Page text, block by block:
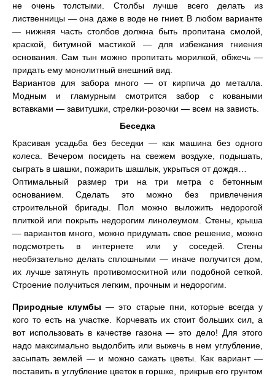
не очень толстыми. Столбы лучше всего делать из
лиственницы — она даже в воде не гниет. В любом варианте
— нижняя часть столбов должна быть пропитана смолой,
краской, битумной мастикой — для избежания гниения
основания. Сам тын можно пропитать морилкой, обжечь —
придать ему монолитный внешний вид.
Вариантов для забора много — от кирпича до металла.
Модным и гламурным смотрится забор с коваными
вставками — завитушки, стрелки-розочки — всем на зависть.
Беседка
Красивая усадьба без беседки — как машина без одного
колеса. Вечером посидеть на свежем воздухе, подышать,
сыграть в шашки, пожарить шашлык, укрыться от дождя…
Оптимальный размер три на три метра с бетонным
основанием. Сделать это можно без привлечения
строительной бригады. Пол можно выложить недорогой
плиткой или покрыть недорогим линолеумом. Стены, крыша
— вариантов много, можно придумать свое решение, можно
подсмотреть в интернете или у соседей. Стены
необязательно делать сплошными — иначе получится дом,
их лучше затянуть противомоскитной или подобной сеткой.
Строение получиться легким, прочным и недорогим.
Природные клумбы — это старые пни, которые всегда у
кого то есть на участке. Корчевать их стоит больших сил, а
вот использовать в качестве газона — это дело! Для этого
надо максимально выдолбить или выжечь в нем углубление,
засыпать землей — и можно сажать цветы. Как вариант —
поставить в углубление цветок в горшке, прикрыв его грунтом